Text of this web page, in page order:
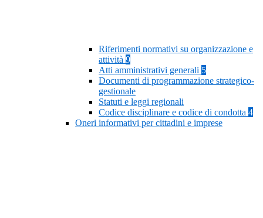
Riferimenti normativi su organizzazione e
attività 9
Atti amministrativi generali 5
Documenti di programmazione strategico-
gestionale
Statuti e leggi regionali
Codice disciplinare e codice di condotta 4
Oneri informativi per cittadini e imprese